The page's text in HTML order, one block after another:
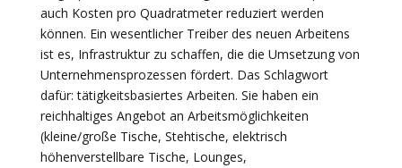
auch Kosten pro Quadratmeter reduziert werden
können. Ein wesentlicher Treiber des neuen Arbeitens
ist es, Infrastruktur zu schaffen, die die Umsetzung von
Unternehmensprozessen fördert. Das Schlagwort
dafür: tätigkeitsbasiertes Arbeiten. Sie haben ein
reichhaltiges Angebot an Arbeitsmöglichkeiten
(kleine/große Tische, Stehtische, elektrisch
höhenverstellbare Tische, Lounges,